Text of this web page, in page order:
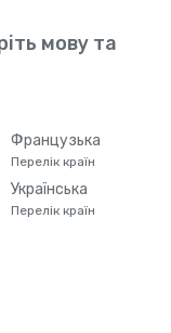
мову та
Французька
Перелік країн
Українська
Перелік країн